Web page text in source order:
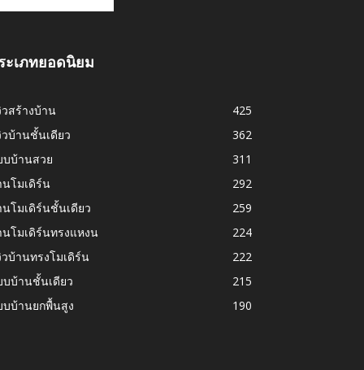
ะเภทยอดนิยม
สร้างบ้าน
425
บ้านชั้นเดียว
362
บบ้านสวย
311
โมเดิร์น
292
โมเดิร์นชั้นเดียว
259
โมเดิร์นทรงแหงน
224
บ้านทรงโมเดิร์น
222
บบ้านชั้นเดียว
215
บบ้านยกพื้นสูง
190